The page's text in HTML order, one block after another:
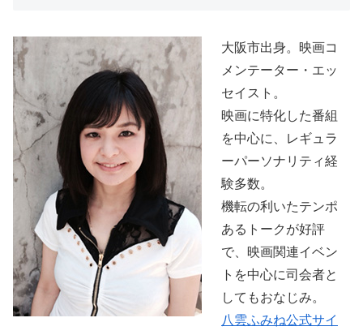
大阪市出身。映画コ
メンテーター・エッ
セイスト。
映画に特化した番組
を中心に、レギュラ
ーパーソナリティ経
験多数。
機転の利いたテンポ
あるトークが好評
で、映画関連イベン
トを中心に司会者と
してもおなじみ。
八雲ふみね公式サイ